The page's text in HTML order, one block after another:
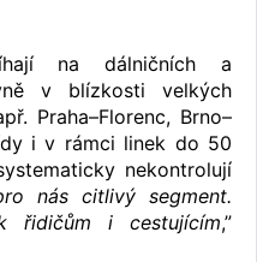
na dálničních a
v blízkosti velkých
Praha–Florenc, Brno–
i v rámci linek do 50
nekontrolují
nás citlivý segment.
řidičům i cestujícím,”